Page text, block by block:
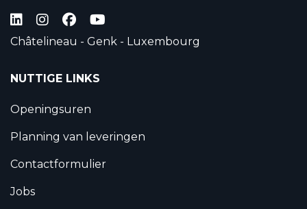
Châtelineau - Genk - Luxembourg
NUTTIGE LINKS
Openingsuren
Planning van leveringen
Contactformulier
Jobs